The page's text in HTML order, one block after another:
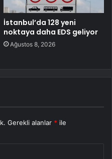
İstanbul’da 128 yeni
noktaya daha EDS geliyor
Ağustos 8, 2026
Gerekli alanlar * ile